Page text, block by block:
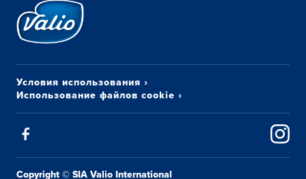
Условия использования ›
Использование файлов cookie ›
Copyright © SIA Valio International